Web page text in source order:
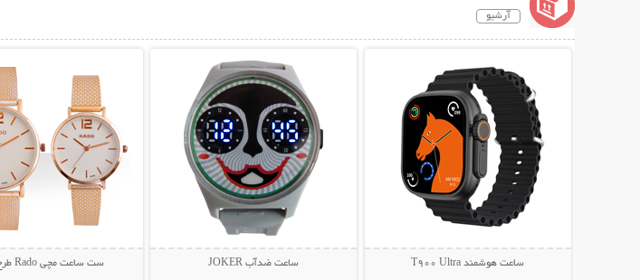
آرشیو
ساعت هوشمند T900 Ultra ساعت ضدآب JOKER ست ساعت مچی Rado طرح Lyst